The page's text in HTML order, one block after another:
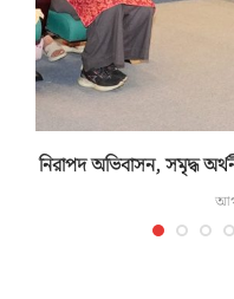
নিরাপদ অভিবাসন, সমৃদ্ধ